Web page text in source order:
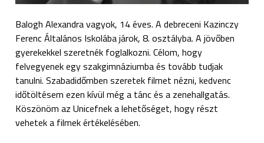
Balogh Alexandra vagyok, 14 éves. A debreceni Kazinczy
Ferenc Általános Iskolába járok, 8. osztályba. A jövőben
gyerekekkel szeretnék foglalkozni. Célom, hogy
felvegyenek egy szakgimnáziumba és tovább tudjak
tanulni. Szabadidőmben szeretek filmet nézni, kedvenc
időtöltésem ezen kívül még a tánc és a zenehallgatás.
Köszönöm az Unicefnek a lehetőséget, hogy részt
vehetek a filmek értékelésében.